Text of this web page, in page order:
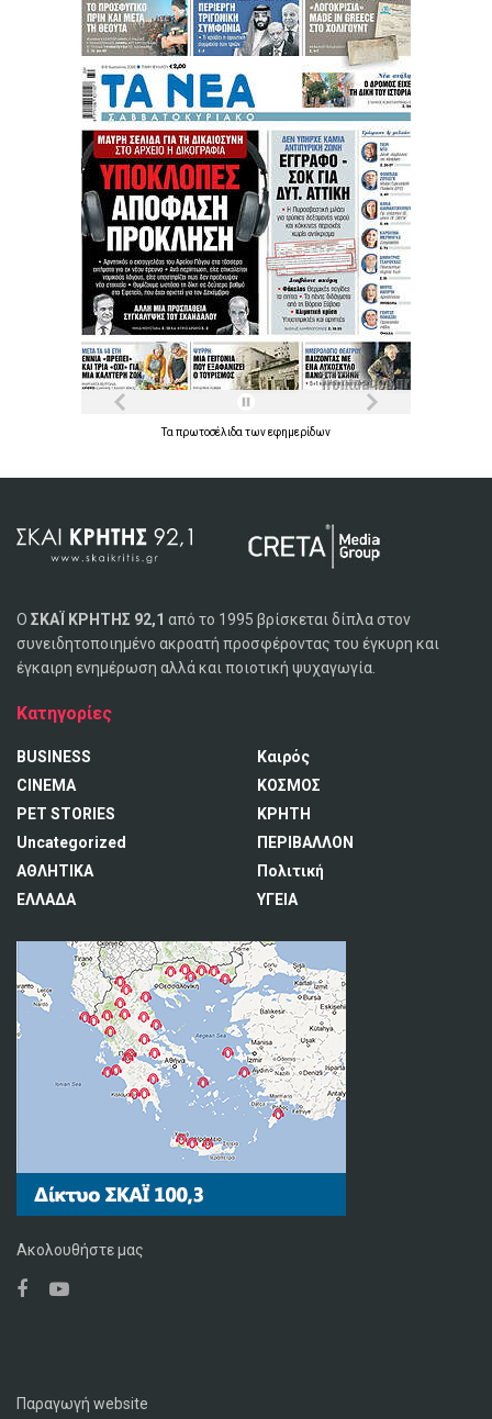
Τα πρωτοσέλιδα τωνεφημερίδων
Ο ΣΚΑΪ ΚΡΗΤΗΣ 92,1 από το 1995 βρίσκεται δίπλα στον
συνειδητοποιημένο ακροατή προσφέροντας του έγκυρη και
έγκαιρη ενημέρωση αλλά και ποιοτική ψυχαγωγία.
Κατηγορίες
BUSINESS
CINEMA
PET STORIES
Uncategorized
ΑΘΛΗΤΙΚΑ
ΕΛΛΑΔΑ
Καιρός
ΚΟΣΜΟΣ
ΚΡΗΤΗ
ΠΕΡΙΒΑΛΛΟΝ
Πολιτική
ΥΓΕΙΑ
Ακολουθήστε μας
Παραγωγή website